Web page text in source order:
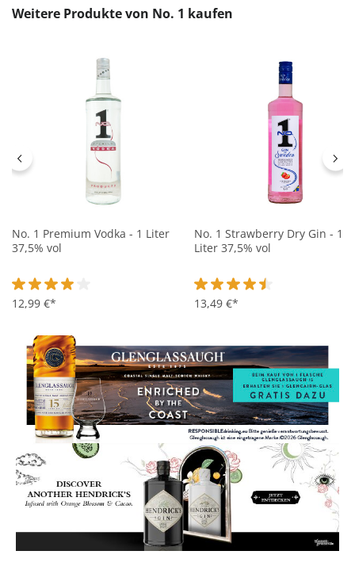
Produktgalerie überspringen
Weitere Produkte von No. 1 kaufen
No. 1 Premium Vodka - 1 Liter
37,5% vol
Durchschnittliche Bewertung von 4 von 5 Sternen
12,99 €*
No. 1 Strawberry Dry Gin - 1
Liter 37,5% vol
Durchschnittliche
13,49 €*